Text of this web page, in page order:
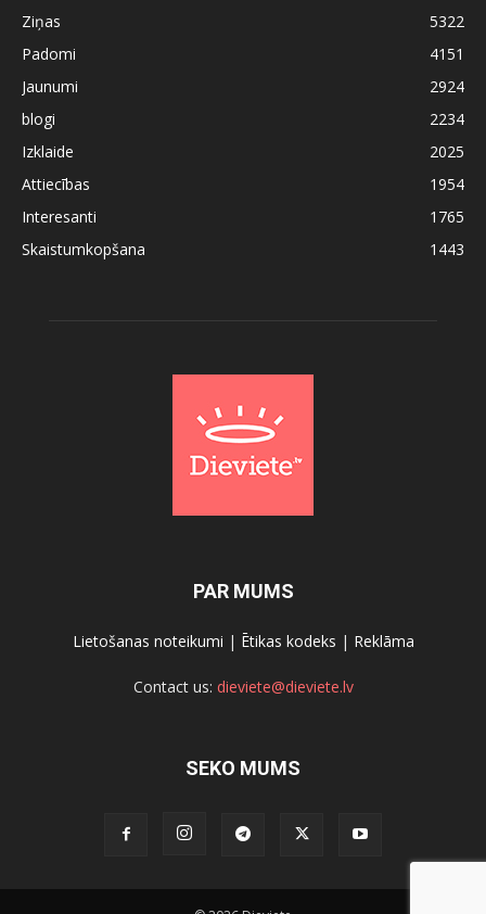
Ziņas
5322
Padomi
4151
Jaunumi
2924
blogi
2234
Izklaide
2025
Attiecības
1954
Interesanti
1765
Skaistumkopšana
1443
PAR MUMS
Lietošanas noteikumi | Ētikas kodeks | Reklāma
Contact us: dieviete@dieviete.lv
SEKO MUMS